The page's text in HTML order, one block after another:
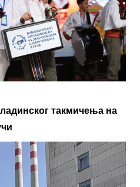
такмичења на